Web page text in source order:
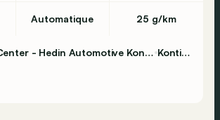
Automatique 25 g/km
Used Cars Center - Hedin Automotive Kontich Kontich